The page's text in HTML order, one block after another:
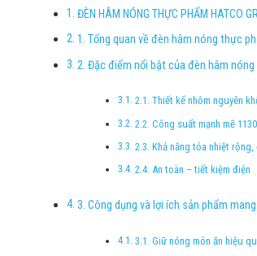
ĐÈN HÂM NÓNG THỰC PHẨM HATCO
1. Tổng quan về đèn hâm nóng thực
2. Đặc điểm nổi bật của đèn hâm nóng
2.1. Thiết kế nhôm nguyên
2.2. Công suất mạnh mẽ
2.3. Khả năng tỏa nhiệt rộng,
2.4. An toàn – tiết kiệm điện
3. Công dụng và lợi ích sản phẩm
3.1. Giữ nóng món ăn hiệu